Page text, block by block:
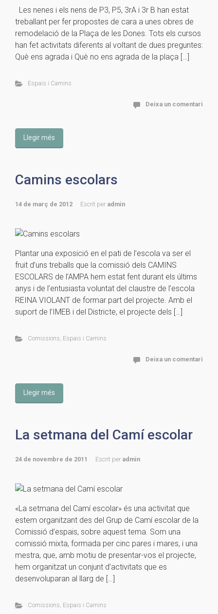
Les nenes i els nens de P3, P5, 3rA i 3r B han estat
treballant per fer propostes de cara a unes obres de
remodelació de la Plaça de les Dones. Tots els cursos
han fet activitats diferents al voltant de dues preguntes:
Què ens agrada i Què no ens agrada de la plaça […]
Espais i Camins
Deixa un comentari
Llegir més
Camins escolars
14 de març de 2012 Escrit per admin
Plantar una exposició en el pati de l’escola va ser el
fruit d’uns treballs que la comissió dels CAMINS
ESCOLARS de l’AMPA hem estat fent durant els últims
anys i de l’entusiasta voluntat del claustre de l’escola
REINA VIOLANT de formar part del projecte. Amb el
suport de l’IMEB i del Districte, el projecte dels […]
Comissions, Espais i Camins
Deixa un comentari
Llegir més
La setmana del Camí escolar
24 de novembre de 2011 Escrit per admin
«La setmana del Camí escolar» és una activitat que
estem organitzant des del Grup de Camí escolar de la
Comissió d’espais, sobre aquest tema. Som una
comissió mixta, formada per cinc pares i mares, i una
mestra, que, amb motiu de presentar-vos el projecte,
hem organitzat un conjunt d’activitats que es
desenvoluparan al llarg de […]
Comissions, Espais i Camins